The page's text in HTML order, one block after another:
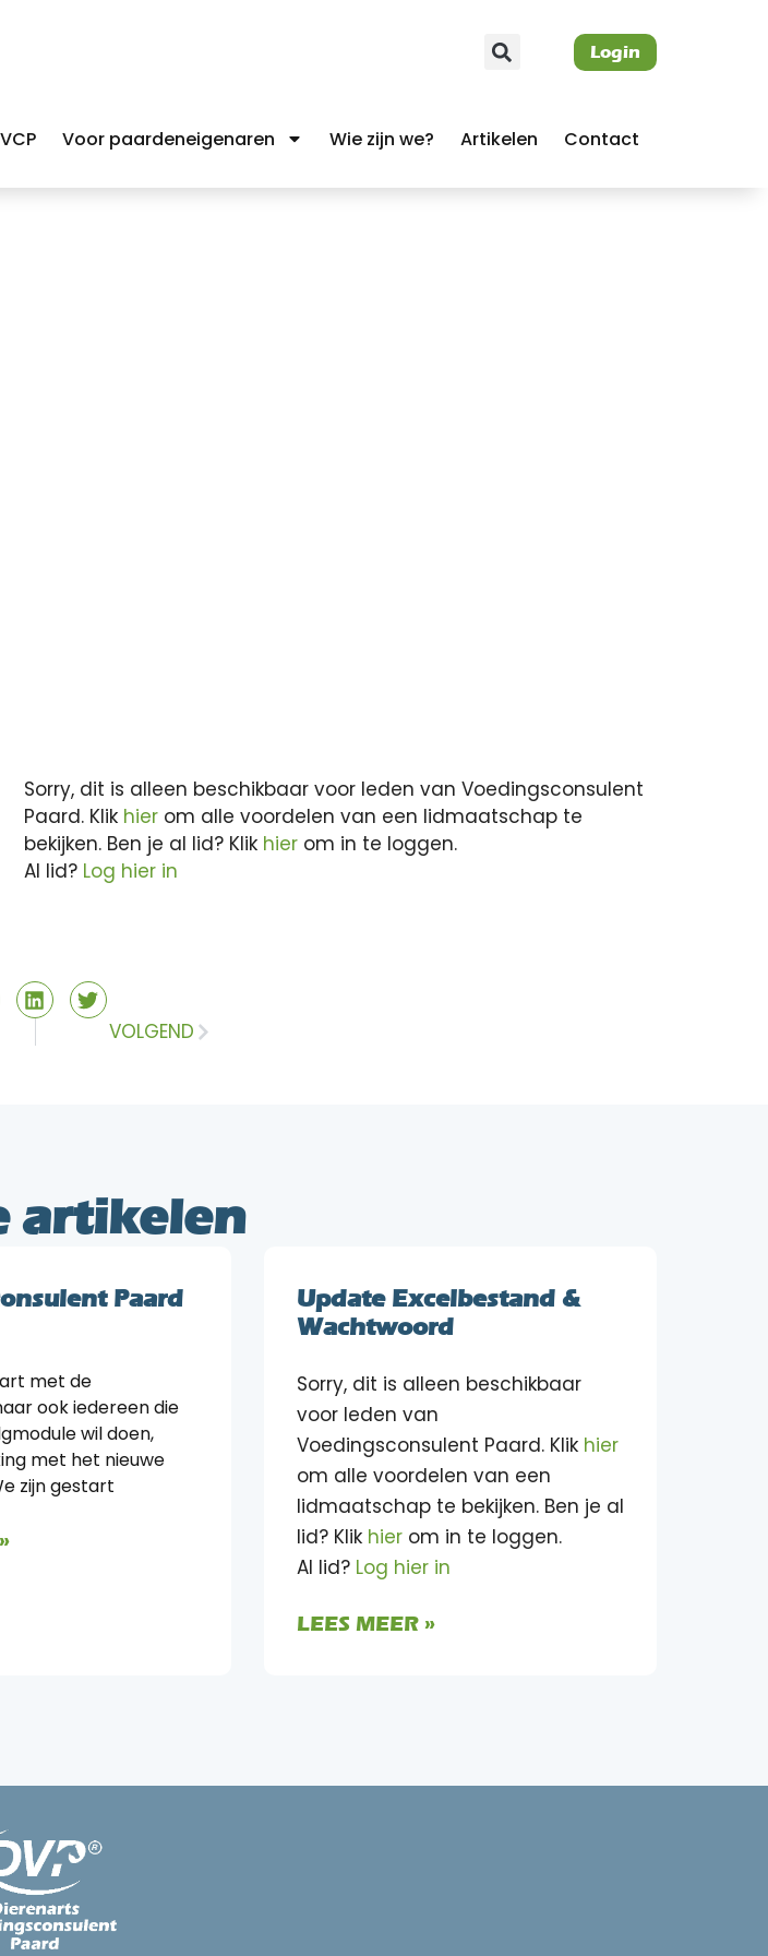
Login
Voor paardeneigenaren Wie zijn we? Artikelen Contact
Sorry, dit is alleen beschikbaar voor leden van Voedingsconsulent
Paard. Klik hier om alle voordelen van een lidmaatschap te
bekijken. Ben je al lid? Klik hier om in te loggen.
Al lid? Log hier in
VOLGEND
artikelen
Paard
met de
ook iedereen die
wil doen,
met het nieuwe
zijn gestart
Update Excelbestand &
Wachtwoord
Sorry, dit is alleen beschikbaar
voor leden van
Voedingsconsulent Paard. Klik hier
om alle voordelen van een
lidmaatschap te bekijken. Ben je al
lid? Klik hier om in te loggen.
Al lid? Log hier in
LEES MEER »